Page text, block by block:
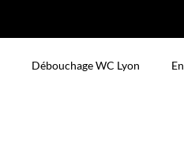
Débouchage WC Lyon